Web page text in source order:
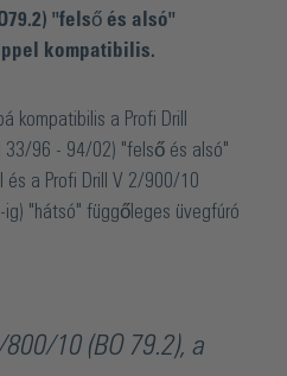
"felső és alsó"
kompatibilis.
kompatibilis a Profi Drill
33/96 - 94/02) "felső és alsó"
és a Profi Drill V 2/900/10
"hátsó" függőleges üvegfúró
10 (BO 79.2), a